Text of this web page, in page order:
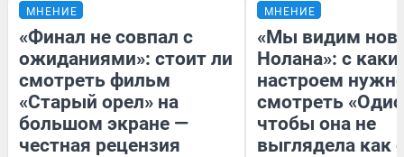
МНЕНИЕ
«Финал не совпал с
ожиданиями»: стоит ли
смотреть фильм
«Старый орел» на
большом экране —
честная рецензия
МНЕНИЕ
«Мы видим
Нолана»: с
настроем
смотреть
чтобы она не
выглядела как